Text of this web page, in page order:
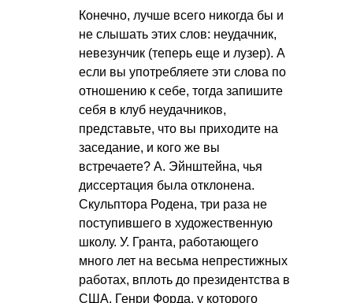
Конечно, лучше всего никогда бы и
не слышать этих слов: неудачник,
невезунчик (теперь еще и лузер). А
если вы употребляете эти слова по
отношению к себе, тогда запишите
себя в клуб неудачников,
представьте, что вы приходите на
заседание, и кого же вы
встречаете? А. Эйнштейна, чья
диссертация была отклонена.
Скульптора Родена, три раза не
поступившего в художественную
школу. У. Гранта, работающего
много лет на весьма непрестижных
работах, вплоть до президентства в
США. Генри Форда, у которого